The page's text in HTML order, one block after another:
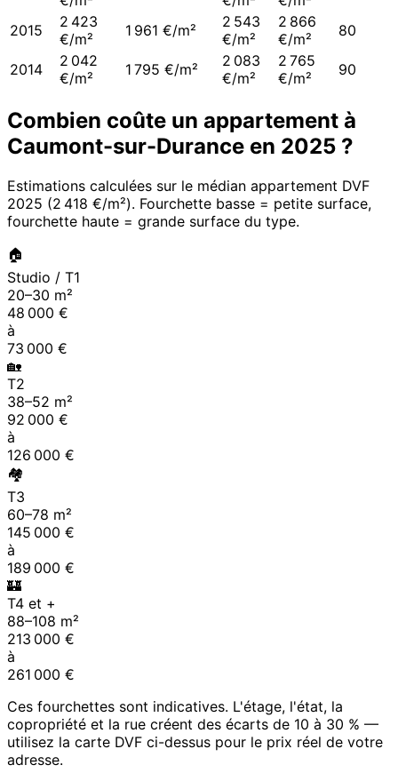
2015
2 423
€/m²
1 961 €/m²
2 543
€/m²
2 866
€/m²
80
2014
2 042
€/m²
1 795 €/m²
2 083
€/m²
2 765
€/m²
90
Combien coûte un appartement à
Caumont-sur-Durance en 2025 ?
Estimations calculées sur le médian appartement DVF
2025 (2 418 €/m²). Fourchette basse = petite surface,
fourchette haute = grande surface du type.
🏠
Studio / T1
20–30 m²
48 000 €
à
73 000 €
🏡
T2
38–52 m²
92 000 €
à
126 000 €
🏘
T3
60–78 m²
145 000 €
à
189 000 €
🏰
T4 et +
88–108 m²
213 000 €
à
261 000 €
Ces fourchettes sont indicatives. L'étage, l'état, la
copropriété et la rue créent des écarts de 10 à 30 % —
utilisez la carte DVF ci-dessus pour le prix réel de votre
adresse.